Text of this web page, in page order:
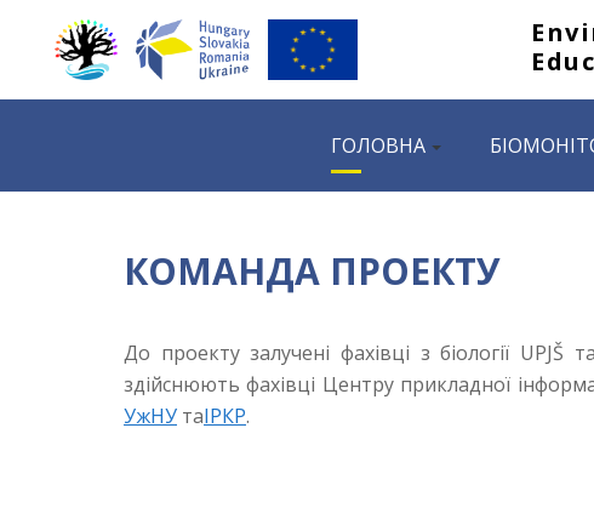
ГОЛОВНА
КОМАНДА ПРОЕКТУ
До проекту залучені фахівці з біології
здійснюють фахівці Центру прикладної
УжНУ таІРКР.